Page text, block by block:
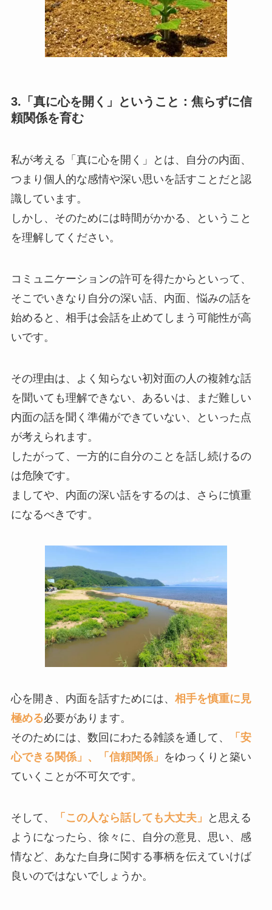
3.「真に心を開く」ということ：焦らずに信
頼関係を育む
私が考える「真に心を開く」とは、自分の内面、
つまり個人的な感情や深い思いを話すことだと認
識しています。
しかし、そのためには時間がかかる、ということ
を理解してください。
コミュニケーションの許可を得たからといって、
そこでいきなり自分の深い話、内面、悩みの話を
始めると、相手は会話を止めてしまう可能性が高
いです。
その理由は、よく知らない初対面の人の複雑な話
を聞いても理解できない、あるいは、まだ難しい
内面の話を聞く準備ができていない、といった点
が考えられます。
したがって、一方的に自分のことを話し続けるの
は危険です。
ましてや、内面の深い話をするのは、さらに慎重
になるべきです。
心を開き、内面を話すためには、 相手を慎重に見
極める必要があります。
そのためには、数回にわたる雑談を通して、
「安
心できる関係」、「信頼関係」 をゆっくりと築い
ていくことが不可欠です。
そして、 「この人なら話しても大丈夫」
と思える
ようになったら、徐々に、自分の意見、思い、感
情など、あなた自身に関する事柄を伝えていけば
良いのではないでしょうか。